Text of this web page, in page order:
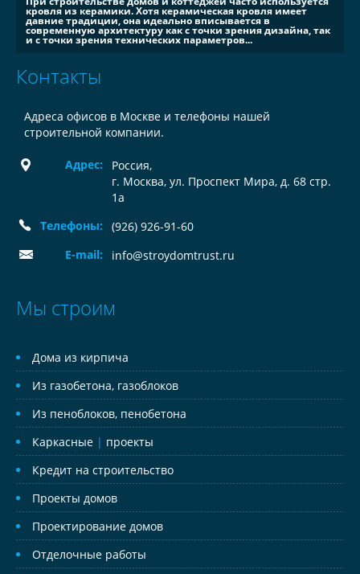
кровля из керамики. Хотя керамическая кровля имеет
давние традиции, она идеально вписывается в
современную архитектуру как с точки зрения дизайна, так
и с точки зрения технических параметров...
Контакты
Адреса офисов в Москве и телефоны нашей
строительной компании.
Адрес: Россия,
г. Москва, ул. Проспект Мира, д. 68 стр.
1а
Телефоны:
(926) 926-91-60
E-mail:
info@stroydomtrust.ru
Мы строим
Дома из кирпича
Из газобетона, газоблоков
Из пеноблоков, пенобетона
Каркасные | проекты
Кредит на строительство
Проекты домов
Проектирование домов
Отделочные работы